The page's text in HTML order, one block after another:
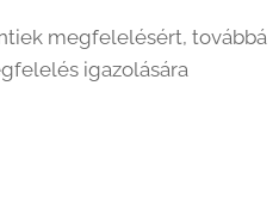
megfelelésért, továbbá
igazolására